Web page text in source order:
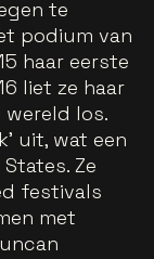
te
podium van
haar eerste
liet ze haar
wereld los.
uit, wat een
Ze
festivals
met